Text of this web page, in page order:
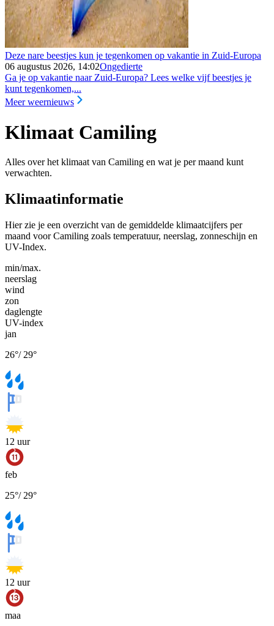
Deze nare beestjes kun je tegenkomen op vakantie in Zuid-Europa
06 augustus 2026, 14:02Ongedierte
Ga je op vakantie naar Zuid-Europa? Lees welke vijf beestjes je
kunt tegenkomen,...
Meer weernieuws
Klimaat Camiling
Alles over het klimaat van Camiling en wat je per maand kunt
verwachten.
Klimaatinformatie
Hier zie je een overzicht van de gemiddelde klimaatcijfers per
maand voor Camiling zoals temperatuur, neerslag, zonneschijn en
UV-Index.
min/max.
neerslag
wind
zon
daglengte
UV-index
jan
26°/ 29°
12 uur
feb
25°/ 29°
12 uur
maa